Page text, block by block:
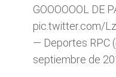
GOOOOOOL DE
pic.twitter.com/
— Deportes RPC
septiembre de